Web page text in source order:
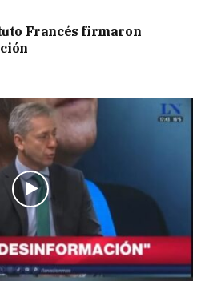
Francés firmaron